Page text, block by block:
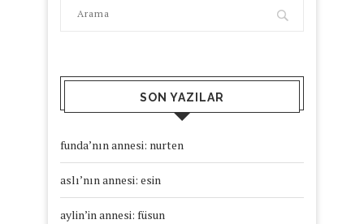
SON YAZILAR
funda’nın annesi: nurten
aslı’nın annesi: esin
aylin’in annesi: füsun